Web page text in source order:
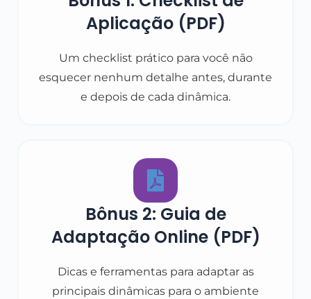
Aplicação (PDF)
Um checklist prático para você não
esquecer nenhum detalhe antes, durante
e depois de cada dinâmica.
Bônus 2: Guia de
Adaptação Online (PDF)
Dicas e ferramentas para adaptar as
principais dinâmicas para o ambiente